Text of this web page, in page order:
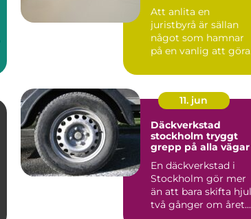
Att anlita en
juristbyrå är sällan
något som hamnar
på en vanlig att
sam...
11. jun
Däckverkstad
stockholm tryggt
grepp på alla vägar
En däckverkstad i
Stockholm gör mer
än att bara skifta hjul
två gånger om året.